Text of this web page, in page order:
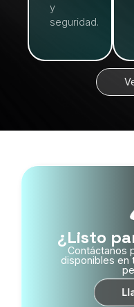
y
seguridad.
¿Listo
Contáctanos
disponibles en